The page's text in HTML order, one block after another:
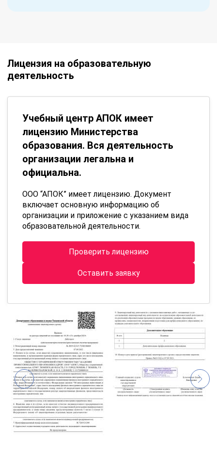
Лицензия на образовательную
деятельность
Учебный центр АПОК имеет
лицензию Министерства
образования. Вся деятельность
организации легальна и
официальна.
ООО “АПОК” имеет лицензию. Документ
включает основную информацию об
организации и приложение с указанием вида
образовательной деятельности.
Проверить лицензию
Оставить заявку